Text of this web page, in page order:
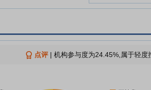
点评| 机构参与度为24.45%,属于轻